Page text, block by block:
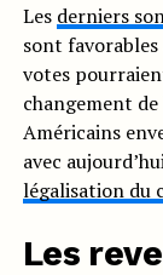
Les derniers
sont
votes
changement
Américains
avec
légalisation du
Les